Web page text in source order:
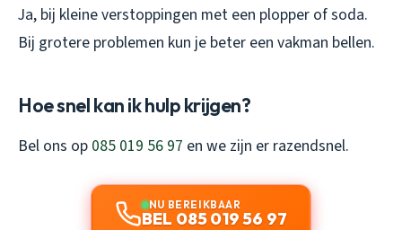
Ja, bij kleine verstoppingen met een plopper of soda.
Bij grotere problemen kun je beter een vakman bellen.
Hoe snel kan ik hulp krijgen?
Bel ons op 085 019 56 97 en we zijn er razendsnel.
NU BEREIKBAAR
BEL 085 019 56 97